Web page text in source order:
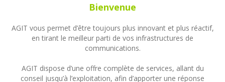
Bienvenue
AGIT vous permet d’être toujours plus innovant et plus réactif,
en tirant le meilleur parti de vos infrastructures de
communications.
AGIT dispose d’une offre complète de services, allant du
conseil jusqu’à l’exploitation, afin d’apporter une réponse